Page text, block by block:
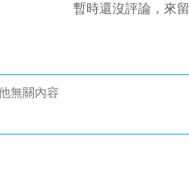
暫時還沒評論，來